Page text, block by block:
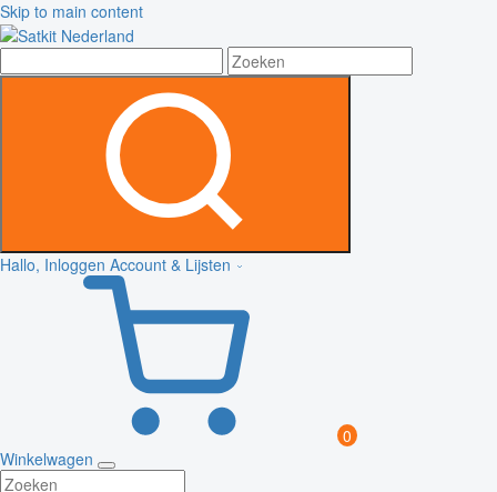
Skip to main content
Hallo, Inloggen Account & Lijsten
0
Winkelwagen